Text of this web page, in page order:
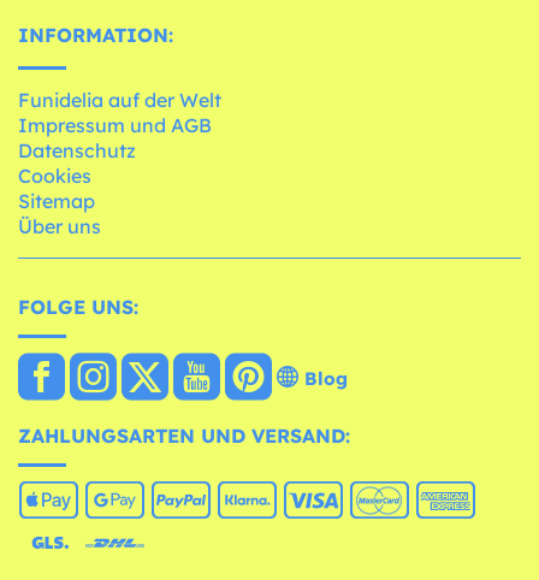
INFORMATION:
Funidelia auf der Welt
Impressum und AGB
Datenschutz
Cookies
Sitemap
Über uns
FOLGE UNS:
Blog
ZAHLUNGSARTEN UND VERSAND: